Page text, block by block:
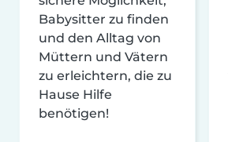
Babysitter zu finden
und den Alltag von
Müttern und Vätern
zu erleichtern, die zu
Hause Hilfe
benötigen!